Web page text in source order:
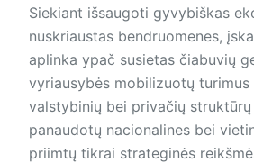
Siekiant išsaugoti gyvybiškas
nuskriaustas bendruomenes,
aplinka ypač susietas čiabuvių
vyriausybės mobilizuotų turimus
valstybinių bei privačių
panaudotų nacionalines bei
priimtų tikrai strateginės